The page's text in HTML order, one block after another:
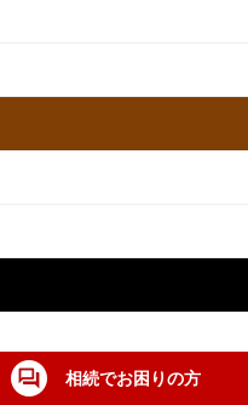
相続でお困りの方